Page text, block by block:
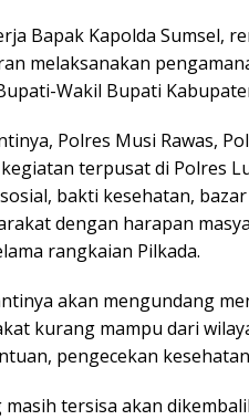
Bapak Kapolda Sumsel,
melaksanakan
Wakil Bupati
Polres Musi Rawas,
terpusat di Polres
bakti kesehatan,
dengan harapan
rangkaian Pilkada.
akan mengundang
kurang mampu dari
pengecekan
masih tersisa akan